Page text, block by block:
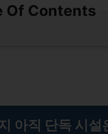
Of Contents
아직 단독 시설